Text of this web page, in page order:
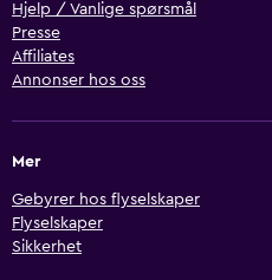
Hjelp / Vanlige spørsmål
Presse
Affiliates
Annonser hos oss
Mer
Gebyrer hos flyselskaper
Flyselskaper
Sikkerhet